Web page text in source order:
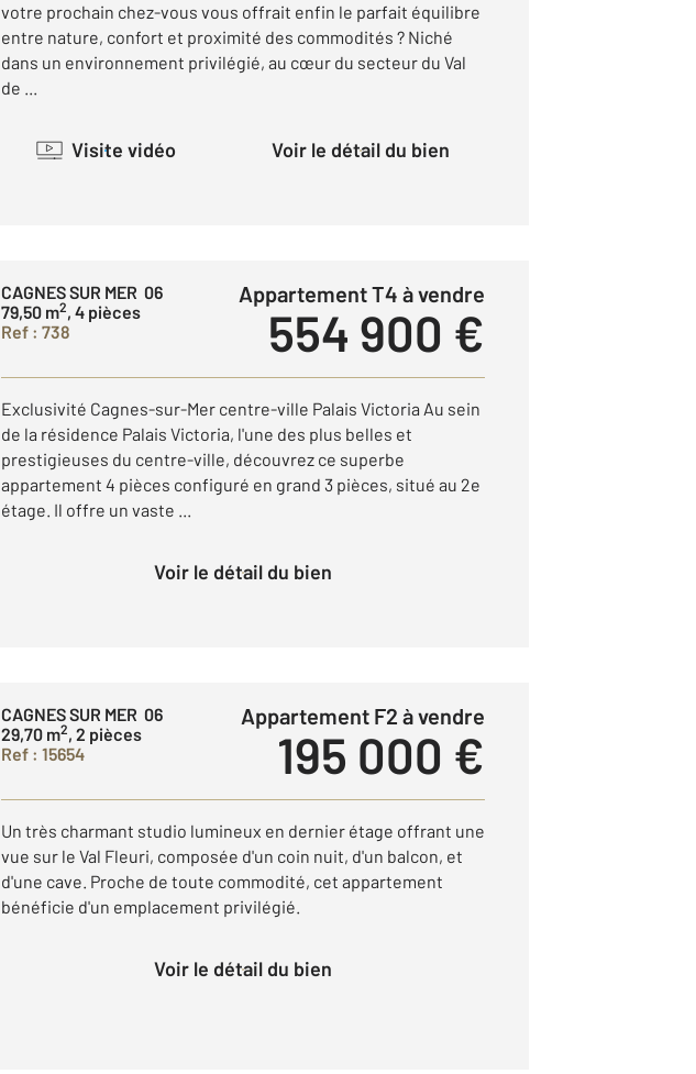
votre prochain chez-vous vous offrait enfin le parfait équilibre
entre nature, confort et proximité des commodités ? Niché
dans un environnement privilégié, au cœur du secteur du Val
de ...
Visite vidéo Voir le détail du bien
CAGNES SUR MER 06
79,50 m2, 4 pièces
Ref : 738
Appartement T4 à vendre
554 900 €
Exclusivité Cagnes-sur-Mer centre-ville Palais Victoria Au sein
de la résidence Palais Victoria, l'une des plus belles et
prestigieuses du centre-ville, découvrez ce superbe
appartement 4 pièces configuré en grand 3 pièces, situé au 2e
étage. Il offre un vaste ...
Voir le détail du bien
CAGNES SUR MER 06
29,70 m2, 2 pièces
Ref : 15654
Appartement F2 à vendre
195 000 €
Un très charmant studio lumineux en dernier étage offrant une
vue sur le Val Fleuri, composée d'un coin nuit, d'un balcon, et
d'une cave. Proche de toute commodité, cet appartement
bénéficie d'un emplacement privilégié.
Voir le détail du bien